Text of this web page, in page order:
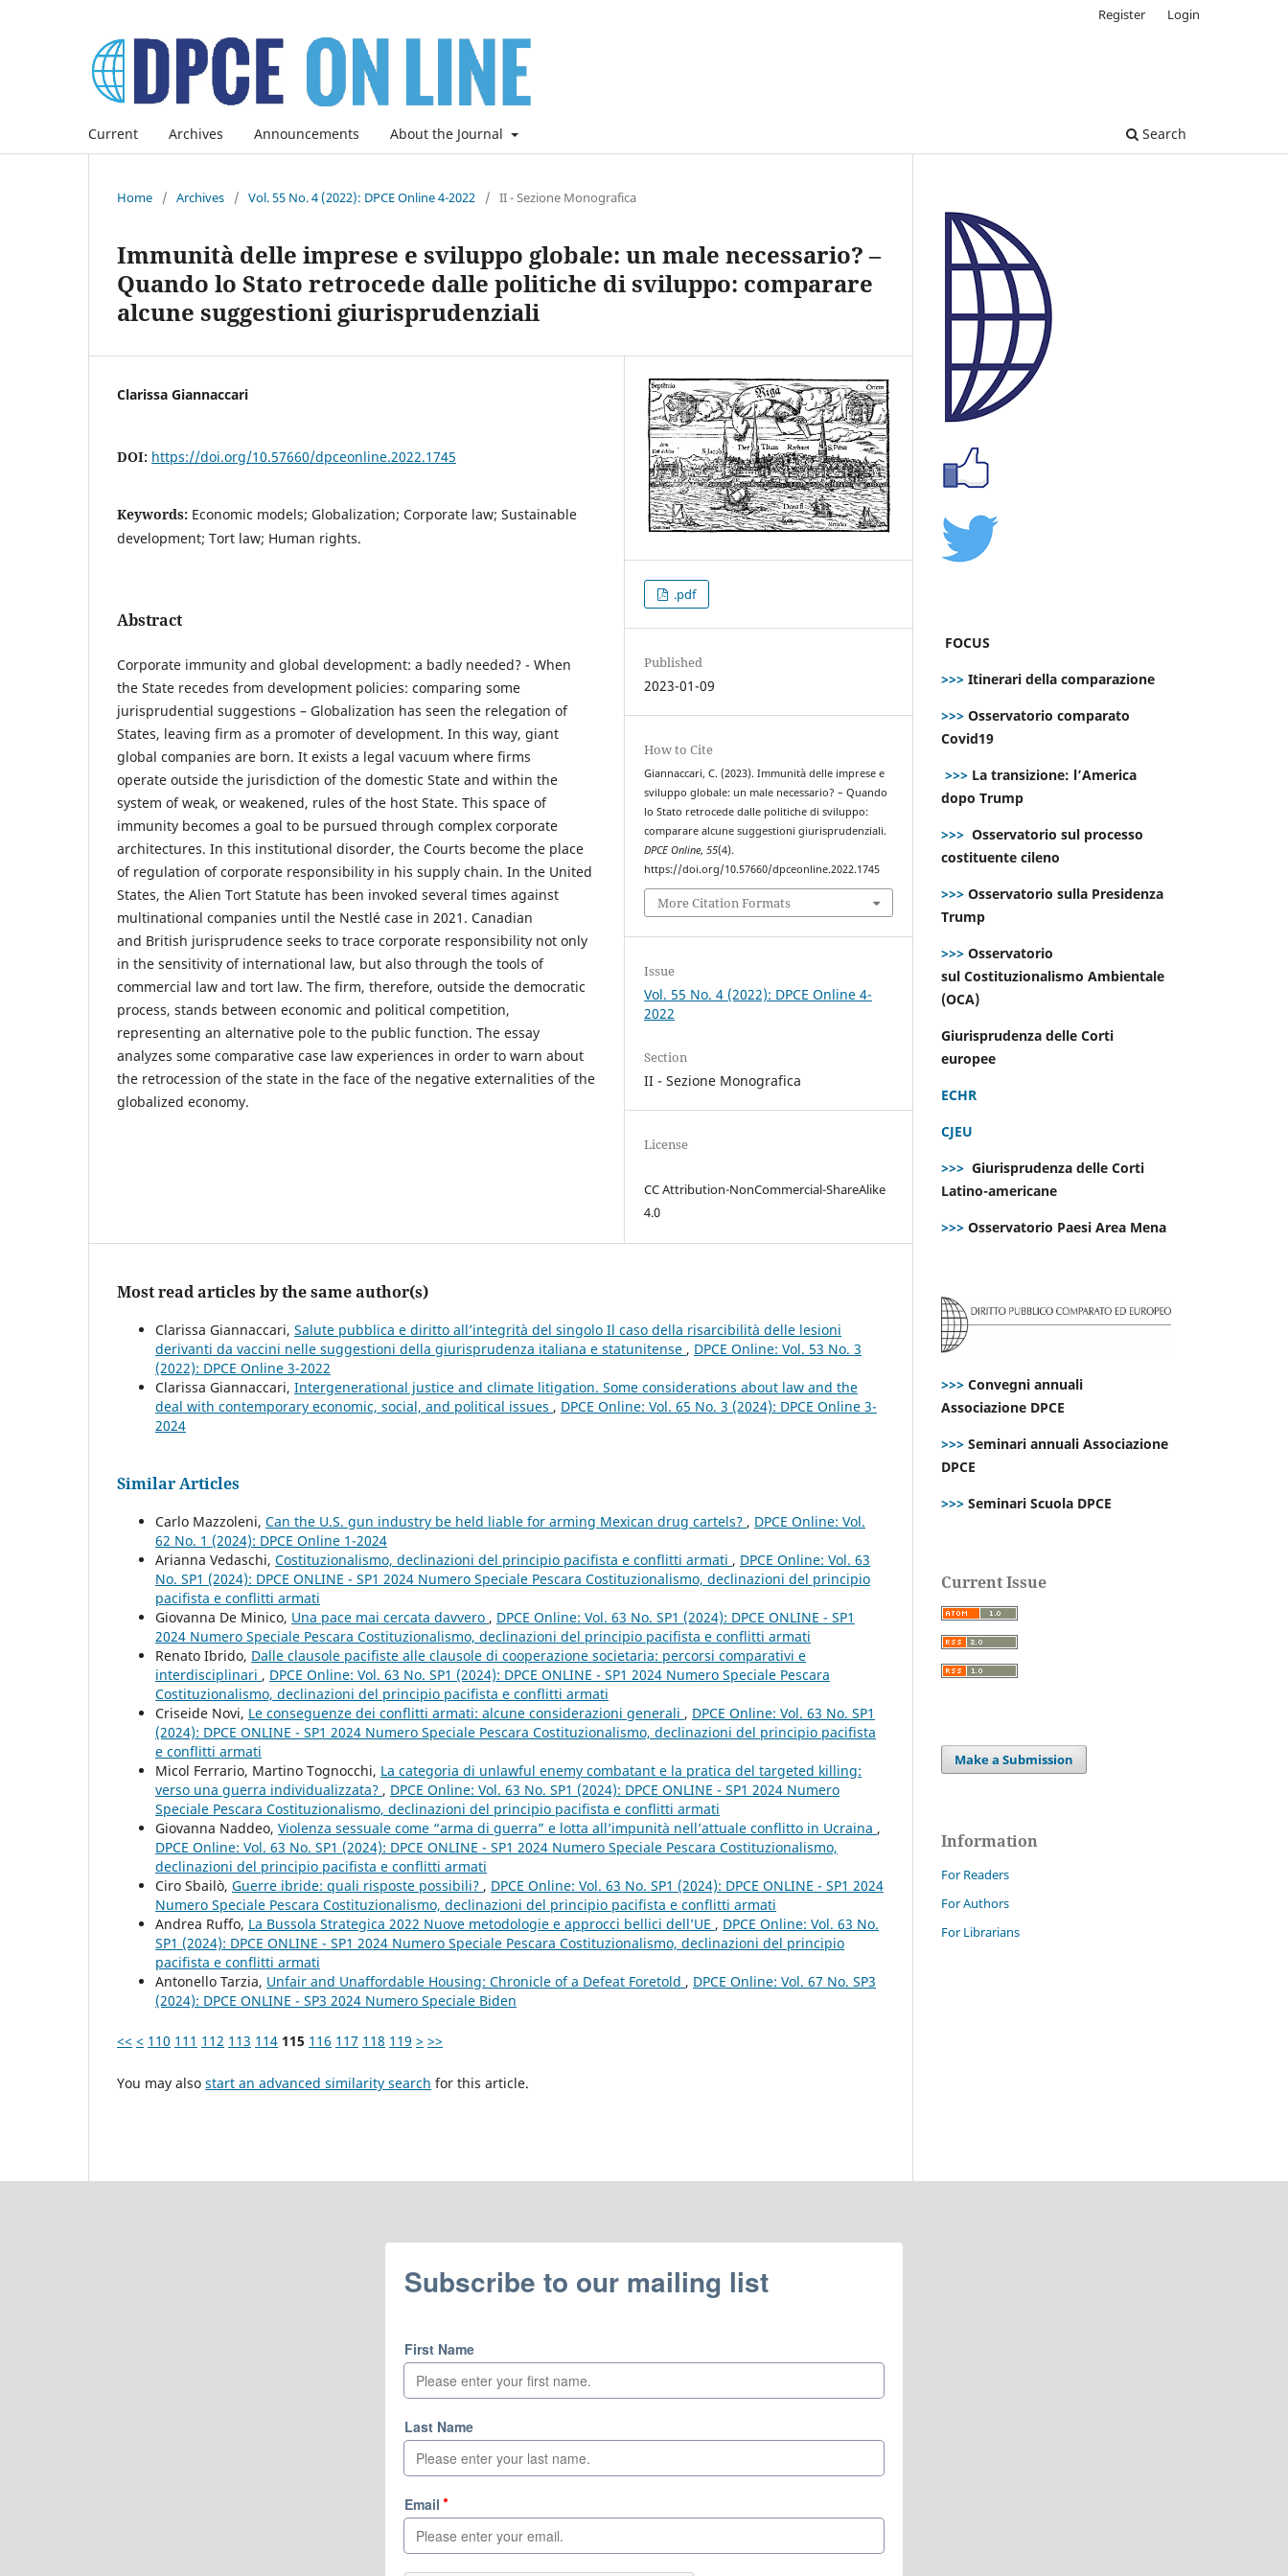
Current Archives Announcements About the Journal Search
Register Login
Home / Archives / Vol. 55 No. 4 (2022): DPCE Online 4-2022 / II - Sezione Monografica
Immunità delle imprese e sviluppo globale: un male necessario? –
Quando lo Stato retrocede dalle politiche di sviluppo: comparare
alcune suggestioni giurisprudenziali
Clarissa Giannaccari
DOI: https://doi.org/10.57660/dpceonline.2022.1745
Keywords: Economic models; Globalization; Corporate law; Sustainable
development; Tort law; Human rights.
Abstract
Corporate immunity and global development: a badly needed? - When
the State recedes from development policies: comparing some
jurisprudential suggestions – Globalization has seen the relegation of
States, leaving firm as a promoter of development. In this way, giant
global companies are born. It exists a legal vacuum where firms
operate outside the jurisdiction of the domestic State and within the
system of weak, or weakened, rules of the host State. This space of
immunity becomes a goal to be pursued through complex corporate
architectures. In this institutional disorder, the Courts become the place
of regulation of corporate responsibility in his supply chain. In the United
States, the Alien Tort Statute has been invoked several times against
multinational companies until the Nestlé case in 2021. Canadian
and British jurisprudence seeks to trace corporate responsibility not only
in the sensitivity of international law, but also through the tools of
commercial law and tort law. The firm, therefore, outside the democratic
process, stands between economic and political competition,
representing an alternative pole to the public function. The essay
analyzes some comparative case law experiences in order to warn about
the retrocession of the state in the face of the negative externalities of the
globalized economy.
.pdf
Published
2023-01-09
How to Cite
Giannaccari, C. (2023). Immunità delle imprese e
sviluppo globale: un male necessario? – Quando
lo Stato retrocede dalle politiche di sviluppo:
comparare alcune suggestioni giurisprudenziali.
DPCE Online,55(4).
https://doi.org/10.57660/dpceonline.2022.1745
More Citation Formats
Issue
Vol. 55 No. 4 (2022): DPCE Online 4-
2022
Section
II - Sezione Monografica
License
CC Attribution-NonCommercial-ShareAlike
4.0
Most read articles by the same author(s)
Clarissa Giannaccari, Salute pubblica e diritto all’integrità del singolo Il caso della risarcibilità delle lesioni
derivanti da vaccini nelle suggestioni della giurisprudenza italiana e statunitense , DPCE Online: Vol. 53 No. 3
(2022): DPCE Online 3-2022
Clarissa Giannaccari, Intergenerational justice and climate litigation. Some considerations about law and the
deal with contemporary economic, social, and political issues , DPCE Online: Vol. 65 No. 3 (2024): DPCE Online 3-
2024
Similar Articles
Carlo Mazzoleni, Can the U.S. gun industry be held liable for arming Mexican drug cartels? , DPCE Online: Vol.
62 No. 1 (2024): DPCE Online 1-2024
Arianna Vedaschi, Costituzionalismo, declinazioni del principio pacifista e conflitti armati , DPCE Online: Vol. 63
No. SP1 (2024): DPCE ONLINE - SP1 2024 Numero Speciale Pescara Costituzionalismo, declinazioni del principio
pacifista e conflitti armati
Giovanna De Minico, Una pace mai cercata davvero , DPCE Online: Vol. 63 No. SP1 (2024): DPCE ONLINE - SP1
2024 Numero Speciale Pescara Costituzionalismo, declinazioni del principio pacifista e conflitti armati
Renato Ibrido, Dalle clausole pacifiste alle clausole di cooperazione societaria: percorsi comparativi e
interdisciplinari , DPCE Online: Vol. 63 No. SP1 (2024): DPCE ONLINE - SP1 2024 Numero Speciale Pescara
Costituzionalismo, declinazioni del principio pacifista e conflitti armati
Criseide Novi, Le conseguenze dei conflitti armati: alcune considerazioni generali , DPCE Online: Vol. 63 No. SP1
(2024): DPCE ONLINE - SP1 2024 Numero Speciale Pescara Costituzionalismo, declinazioni del principio pacifista
e conflitti armati
Micol Ferrario, Martino Tognocchi, La categoria di unlawful enemy combatant e la pratica del targeted killing:
verso una guerra individualizzata? , DPCE Online: Vol. 63 No. SP1 (2024): DPCE ONLINE - SP1 2024 Numero
Speciale Pescara Costituzionalismo, declinazioni del principio pacifista e conflitti armati
Giovanna Naddeo, Violenza sessuale come “arma di guerra” e lotta all’impunità nell’attuale conflitto in Ucraina ,
DPCE Online: Vol. 63 No. SP1 (2024): DPCE ONLINE - SP1 2024 Numero Speciale Pescara Costituzionalismo,
declinazioni del principio pacifista e conflitti armati
Ciro Sbailò, Guerre ibride: quali risposte possibili? , DPCE Online: Vol. 63 No. SP1 (2024): DPCE ONLINE - SP1 2024
Numero Speciale Pescara Costituzionalismo, declinazioni del principio pacifista e conflitti armati
Andrea Ruffo, La Bussola Strategica 2022 Nuove metodologie e approcci bellici dell’UE , DPCE Online: Vol. 63 No.
SP1 (2024): DPCE ONLINE - SP1 2024 Numero Speciale Pescara Costituzionalismo, declinazioni del principio
pacifista e conflitti armati
Antonello Tarzia, Unfair and Unaffordable Housing: Chronicle of a Defeat Foretold , DPCE Online: Vol. 67 No. SP3
(2024): DPCE ONLINE - SP3 2024 Numero Speciale Biden
<< < 110 111 112 113 114 115 116 117 118 119 > >>
You may also start an advanced similarity search for this article.
FOCUS
>>> Itinerari della comparazione
>>> Osservatorio comparato
Covid19
>>> La transizione: l’America
dopo Trump
>>> Osservatorio sul processo
costituente cileno
>>> Osservatorio sulla Presidenza
Trump
>>> Osservatorio
sul Costituzionalismo Ambientale
(OCA)
Giurisprudenza delle Corti
europee
ECHR
CJEU
>>> Giurisprudenza delle Corti
Latino-americane
>>> Osservatorio Paesi Area Mena
>>> Convegni annuali
Associazione DPCE
>>> Seminari annuali Associazione
DPCE
>>> Seminari Scuola DPCE
Current Issue
Make a Submission
Information
For Readers
For Authors
For Librarians